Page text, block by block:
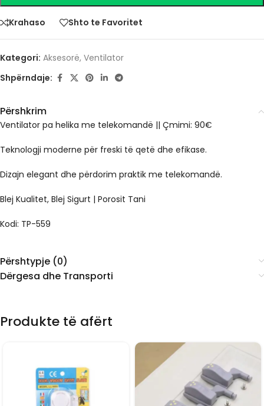
Krahaso Shto te Favoritet
Kategori: Aksesorë, Ventilator
Shpërndaje:
Përshkrim
Ventilator pa helika me telekomandë || Çmimi: 90€
Teknologji moderne për freski të qetë dhe efikase.
Dizajn elegant dhe përdorim praktik me telekomandë.
Blej Kualitet, Blej Sigurt | Porosit Tani
Kodi: TP-559
Përshtypje (0)
Dërgesa dhe Transporti
Produkte të afërt